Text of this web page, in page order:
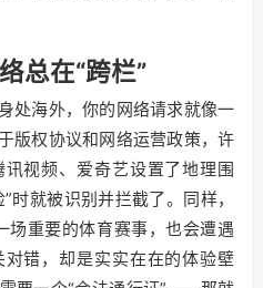
总在“跨栏”
处海外，你的网络请求就像一
版权协议和网络运营政策，许
视频、爱奇艺设置了地理围
时就被识别并拦截了。同样，
重要的体育赛事，也会遭遇
错，却是实实在在的体验壁